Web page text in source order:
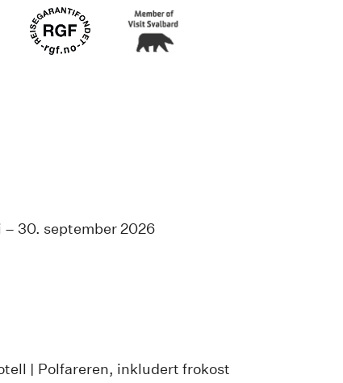
Logo for
Reisegarantifondet
Logo for
"member
of Visit
Svalbard"
30. september 2026
| Polfareren, inkludert frokost